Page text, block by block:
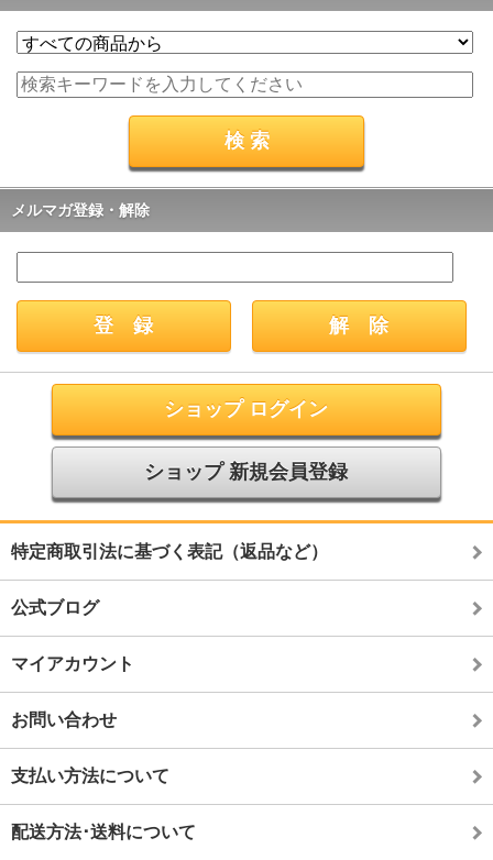
メルマガ登録・解除
ショップ ログイン
ショップ 新規会員登録
特定商取引法に基づく表記（返品など）
公式ブログ
マイアカウント
お問い合わせ
支払い方法について
配送方法･送料について